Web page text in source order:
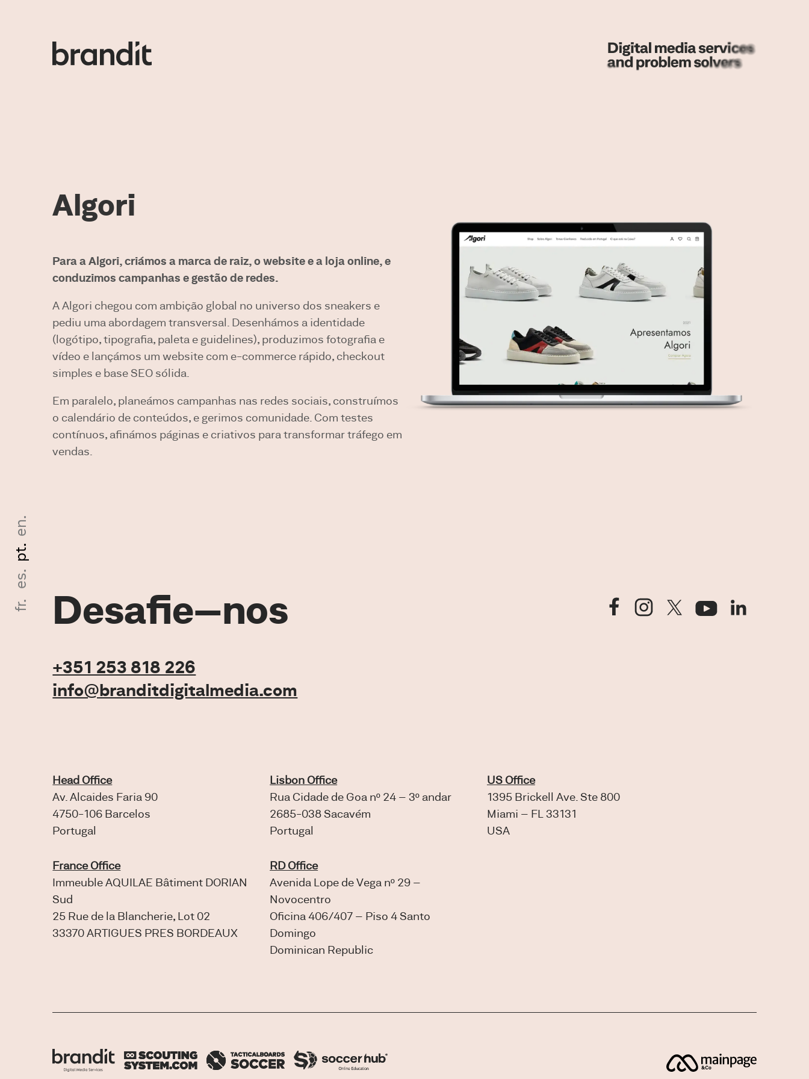
en.
pt.
es.
fr.
Algori
Para a Algori, criámos a marca de raiz, o website e a loja online, e
conduzimos campanhas e gestão de redes.
A Algori chegou com ambição global no universo dos sneakers e
pediu uma abordagem transversal. Desenhámos a identidade
(logótipo, tipografia, paleta e guidelines), produzimos fotografia e
vídeo e lançámos um website com e-commerce rápido, checkout
simples e base SEO sólida.
Em paralelo, planeámos campanhas nas redes sociais, construímos
o calendário de conteúdos, e gerimos comunidade. Com testes
contínuos, afinámos páginas e criativos para transformar tráfego em
vendas.
Desafie–nos
+351 253 818 226
info@branditdigitalmedia.com
Head Office
Av. Alcaides Faria 90
4750-106 Barcelos
Portugal
Lisbon Office
Rua Cidade de Goa nº 24 – 3º andar
2685-038 Sacavém
Portugal
US Office
1395 Brickell Ave. Ste 800
Miami – FL 33131
USA
France Office
Immeuble AQUILAE Bâtiment DORIAN
Sud
25 Rue de la Blancherie, Lot 02
33370 ARTIGUES PRES BORDEAUX
RD Office
Avenida Lope de Vega nº 29 –
Novocentro
Oficina 406/407 – Piso 4 Santo
Domingo
Dominican Republic